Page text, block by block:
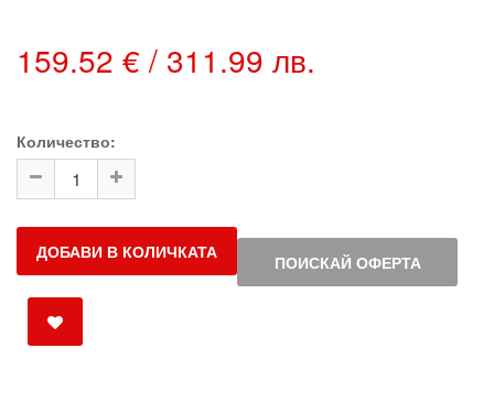
159.52 € / 311.99 лв.
Количество:
ДОБАВИ В КОЛИЧКАТА ПОИСКАЙ ОФЕРТА